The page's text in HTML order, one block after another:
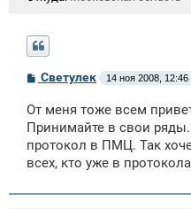
С
о
б
щ
е
н
и
Светулек 14 ноя 2008, 12:46
От меня тоже всем
Принимайте в свои
протокол в ПМЦ. Так
всех, кто уже в